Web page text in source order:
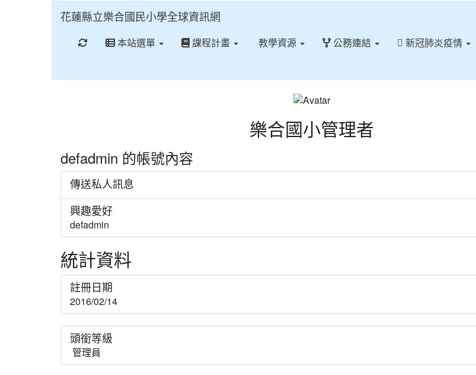
花蓮縣立樂合國民小學全球資訊網
重新取得佈景設定
本站選單 課程計畫 教學資源 公務連結 新冠肺炎疫情
樂合國小管理者
defadmin 的帳號內容
傳送私人訊息
興趣愛好
defadmin
統計資料
註冊日期
2016/02/14
頭銜等級
管理員